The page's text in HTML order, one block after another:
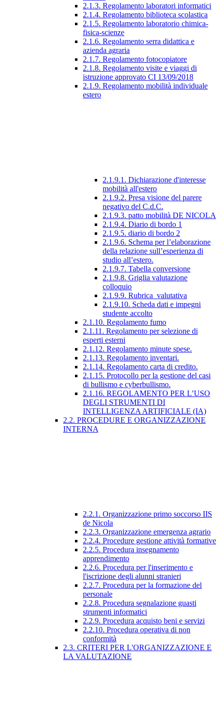
2.1.3. Regolamento laboratori informatici
2.1.4. Regolamento biblioteca scolastica
2.1.5. Regolamento laboratorio chimica-
fisica-scienze
2.1.6. Regolamento serra didattica e
azienda agraria
2.1.7. Regolamento fotocopiatore
2.1.8. Regolamento visite e viaggi di
istruzione approvato CI 13/09/2018
2.1.9. Regolamento mobilità individuale
estero
2.1.9.1. Dichiarazione d'interesse
mobilità all'estero
2.1.9.2. Presa visione del parere
negativo del C.d.C.
2.1.9.3. patto mobilità DE NICOLA
2.1.9.4. Diario di bordo 1
2.1.9.5. diario di bordo 2
2.1.9.6. Schema per l’elaborazione
della relazione sull’esperienza di
studio all’estero.
2.1.9.7. Tabella conversione
2.1.9.8. Griglia valutazione
colloquio
2.1.9.9. Rubrica_valutativa
2.1.9.10. Scheda dati e impegni
studente accolto
2.1.10. Regolamento fumo
2.1.11. Regolamento per selezione di
esperti esterni
2.1.12. Regolamento minute spese.
2.1.13. Regolamento inventari.
2.1.14. Regolamento carta di credito.
2.1.15. Protocollo per la gestione del casi
di bullismo e cyberbullismo.
2.1.16. REGOLAMENTO PER L’USO
DEGLI STRUMENTI DI
INTELLIGENZA ARTIFICIALE (IA)
2.2. PROCEDURE E ORGANIZZAZIONE
INTERNA
2.2.1. Organizzazione primo soccorso IIS
de Nicola
2.2.3. Organizzazione emergenza agrario
2.2.4. Procedure gestione attività formative
2.2.5. Procedura insegnamento
apprendimento
2.2.6. Procedura per l'inserimento e
l'iscrizione degli alunni stranieri
2.2.7. Procedura per la formazione del
personale
2.2.8. Procedura segnalazione guasti
strumenti informatici
2.2.9. Procedura acquisto beni e servizi
2.2.10. Procedura operativa di non
conformità
2.3. CRITERI PER L'ORGANIZZAZIONE E
LA VALUTAZIONE